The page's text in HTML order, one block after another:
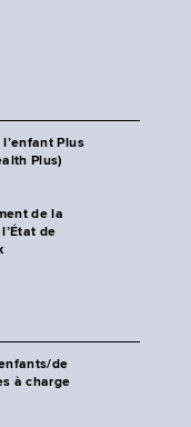
Plus
Plus)
de la
de
de
à charge